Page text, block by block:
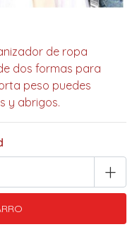
de ropa
dos formas para
peso puedes
y abrigos.
+